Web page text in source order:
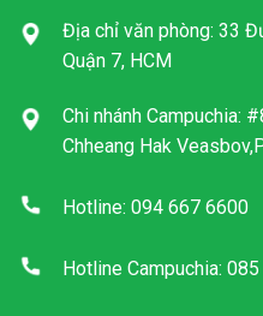
Địa chỉ văn phòng: 33
Quận 7, HCM
Chi nhánh Campuchia:
Chheang Hak
Hotline: 094 667 6600
Hotline Campuchia: